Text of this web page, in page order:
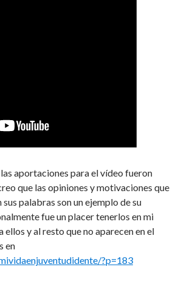
aportaciones para el vídeo fueron
que las opiniones y motivaciones que
palabras son un ejemplo de su
fue un placer tenerlos en mi
ellos y al resto que no aparecen en el
en
?p=183